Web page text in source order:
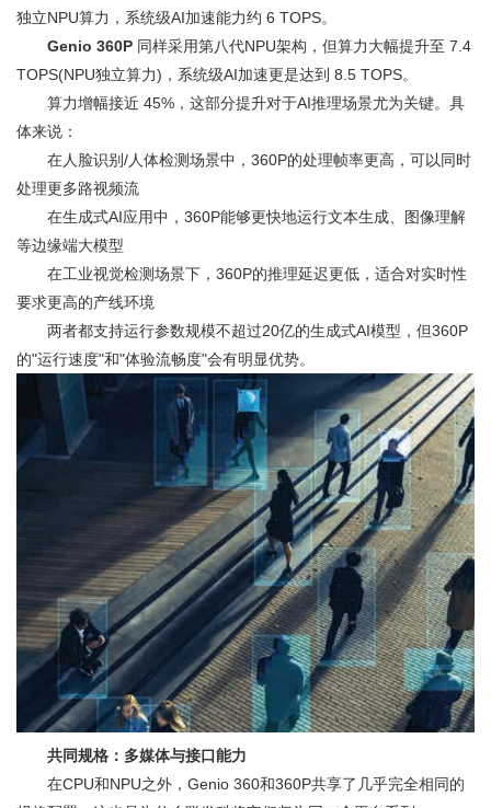
独立NPU算力，系统级AI加速能力约 6 TOPS。
Genio 360P 同样采用第八代NPU架构，但算力大幅提升至 7.4
TOPS(NPU独立算力)，系统级AI加速更是达到 8.5 TOPS。
算力增幅接近 45%，这部分提升对于AI推理场景尤为关键。具
体来说：
在人脸识别/人体检测场景中，360P的处理帧率更高，可以同时
处理更多路视频流
在生成式AI应用中，360P能够更快地运行文本生成、图像理解
等边缘端大模型
在工业视觉检测场景下，360P的推理延迟更低，适合对实时性
要求更高的产线环境
两者都支持运行参数规模不超过20亿的生成式AI模型，但360P
的"运行速度"和"体验流畅度"会有明显优势。
共同规格：多媒体与接口能力
在CPU和NPU之外，Genio 360和360P共享了几乎完全相同的